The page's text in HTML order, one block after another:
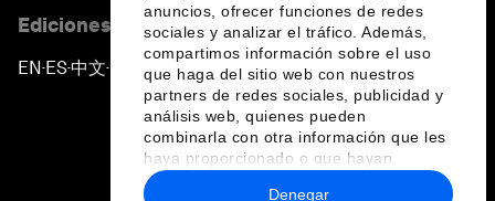
anuncios, ofrecer funciones de redes
sociales y analizar el tráfico. Además,
compartimos información sobre el uso
que haga del sitio web con nuestros
partners de redes sociales, publicidad y
análisis web, quienes pueden
combinarla con otra información que les
haya proporcionado o que hayan
recopilado a partir del uso que haya
Denegar
Ediciones en otros idiomas
EN ▪ES▪中文▪ 日本語